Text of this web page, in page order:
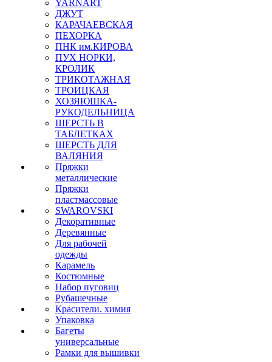
YARNART
ДЖУТ
КАРАЧАЕВСКАЯ
ПЕХОРКА
ПНК им.КИРОВА
ПУХ НОРКИ,
КРОЛИК
ТРИКОТАЖНАЯ
ТРОИЦКАЯ
ХОЗЯЮШКА-
РУКОДЕЛЬНИЦА
ШЕРСТЬ В
ТАБЛЕТКАХ
ШЕРСТЬ ДЛЯ
ВАЛЯНИЯ
Пряжки
металлические
Пряжки
пластмассовые
SWAROVSKI
Декоративные
Деревянные
Для рабочей
одежды
Карамель
Костюмные
Набор пуговиц
Рубашечные
Красители. химия
Упаковка
Багеты
универсальные
Рамки для вышивки